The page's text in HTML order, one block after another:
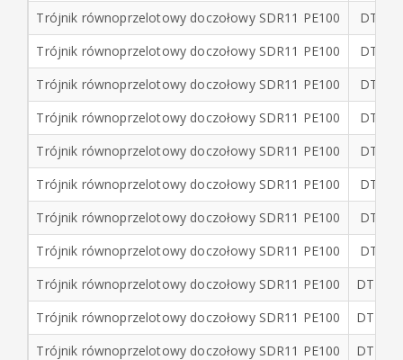
skręcanych
Zgrzewarki
elektrooporowe
akcesoria
zgrzewania
Nawodnienia
Trójnik równoprzelotowy doczołowy SDR11 PE100
Trójnik równoprzelotowy doczołowy SDR11 PE100
Trójnik równoprzelotowy doczołowy SDR11 PE100
Trójnik równoprzelotowy doczołowy SDR11 PE100
Trójnik równoprzelotowy doczołowy SDR11 PE100
Trójnik równoprzelotowy doczołowy SDR11 PE100
Trójnik równoprzelotowy doczołowy SDR11 PE100
Trójnik równoprzelotowy doczołowy SDR11 PE100
Trójnik równoprzelotowy doczołowy SDR11 PE100
Trójnik równoprzelotowy doczołowy SDR11 PE100
Trójnik równoprzelotowy doczołowy SDR11 PE100